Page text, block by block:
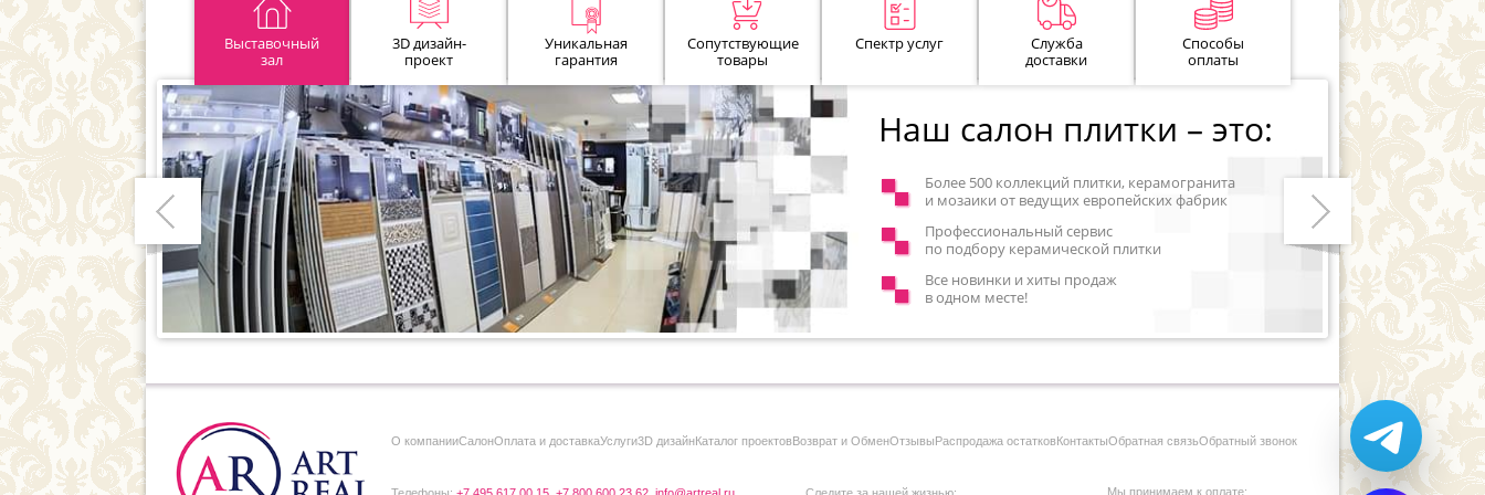
Выставочный
зал
3D дизайн-
проект
Уникальная
гарантия
Сопутствующие
товары
Спектр услуг
Служба
доставки
Способы
оплаты
Наш салон плитки – это:
Более 500 коллекций плитки, керамогранита
и мозаики от ведущих европейских фабрик
Профессиональный сервис
по подбору керамической плитки
Все новинки и хиты продаж
в одном месте!
Предыдущий
Следующий
О компанииCалонОплата и доставкаУслуги3D дизайнКаталог проектовВозврат и ОбменОтзывыРаспродажа остатковКонтактыОбратная связьОбратный звонок
Мы принимаем к оплате: